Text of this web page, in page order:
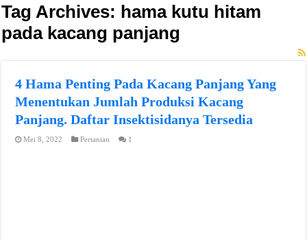
Tag Archives: hama kutu hitam
pada kacang panjang
4 Hama Penting Pada Kacang Panjang Yang
Menentukan Jumlah Produksi Kacang
Panjang. Daftar Insektisidanya Tersedia
Mei 8, 2022 Pertanian 1